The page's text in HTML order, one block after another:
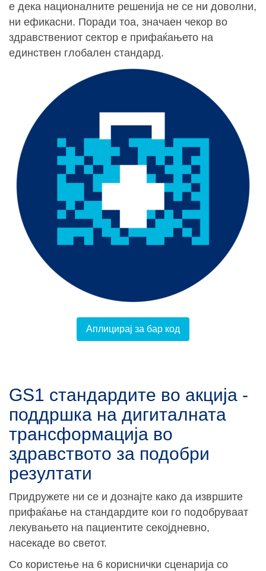
е дека националните решенија не се ни доволни,
ни ефикасни. Поради тоа, значаен чекор во
здравствениот сектор е прифаќањето на
единствен глобален стандард.
Аплицирај за бар код
GS1 стандардите во акција -
поддршка на дигиталната
трансформација во
здравството за подобри
резултати
Придружете ни се и дознајте како да извршите
прифаќање на стандардите кои го подобруваат
лекувањето на пациентите секојдневно,
насекаде во светот.
Со користење на 6 кориснички сценарија со